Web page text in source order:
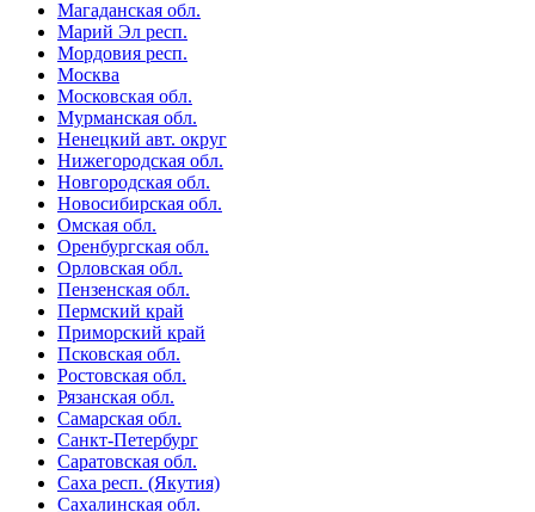
Магаданская обл.
Марий Эл респ.
Мордовия респ.
Москва
Московская обл.
Мурманская обл.
Ненецкий авт. округ
Нижегородская обл.
Новгородская обл.
Новосибирская обл.
Омская обл.
Оренбургская обл.
Орловская обл.
Пензенская обл.
Пермский край
Приморский край
Псковская обл.
Ростовская обл.
Рязанская обл.
Самарская обл.
Санкт-Петербург
Саратовская обл.
Саха респ. (Якутия)
Сахалинская обл.